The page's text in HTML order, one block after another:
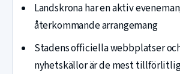
Landskrona har en aktiv
återkommande arrangemang
Stadens officiella webbplatser
nyhetskällor är de mest